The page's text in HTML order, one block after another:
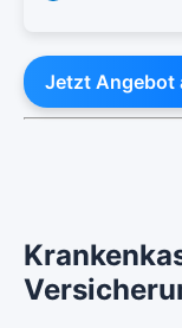
Jetzt Angebot